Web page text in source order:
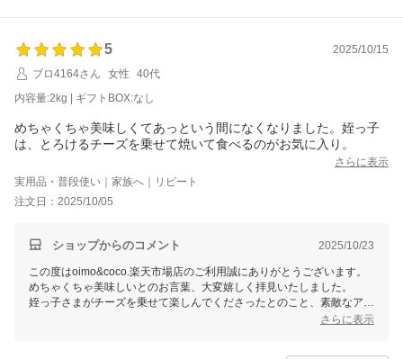
5
2025/10/15
ブロ4164さん
女性
40代
内容量:2kg | ギフトBOX:なし
めちゃくちゃ美味しくてあっという間になくなりました。姪っ子
は、とろけるチーズを乗せて焼いて食べるのがお気に入り。
さらに表示
実用品・普段使い｜家族へ｜リピート
注文日：2025/10/05
ショップからのコメント 2025/10/23
この度はoimo&coco.楽天市場店のご利用誠にありがとうございます。
めちゃくちゃ美味しいとのお言葉、大変嬉しく拝見いたしました。
姪っ子さまがチーズを乗せて楽しんでくださったとのこと、素敵なアレ
さらに表示